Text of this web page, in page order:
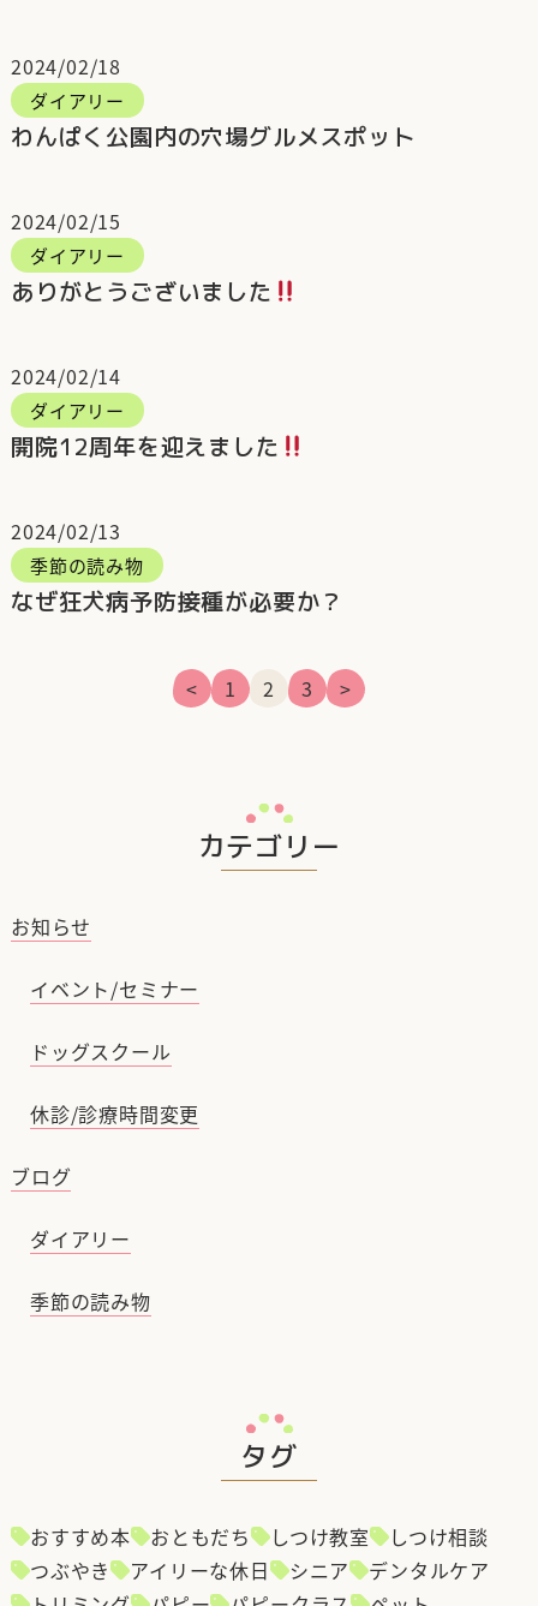
わんぱく公園内の穴場グルメスポット
2024/02/18
ダイアリー
ありがとうございました
2024/02/15
ダイアリー
開院12周年を迎えました
2024/02/14
ダイアリー
なぜ狂犬病予防接種が必要か？
2024/02/13
季節の読み物
< 1 2 3 >
カテゴリー
お知らせ
イベント/セミナー
ドッグスクール
休診/診療時間変更
ブログ
ダイアリー
季節の読み物
タグ
おすすめ本 おともだち しつけ教室
しつけ相談
つぶやき
アイリーな休日 シニア
デンタルケア